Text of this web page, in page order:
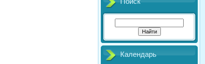
Календарь